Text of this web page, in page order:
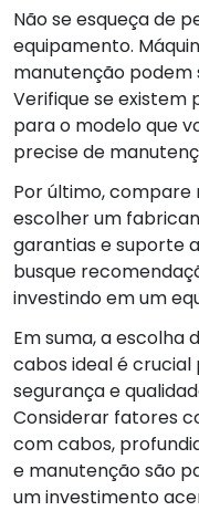
Não se esqueça de
equipamento.
manutenção podem
Verifique se existem
para o modelo que
precise de
Por último,
escolher um
garantias e suporte
busque
investindo em um
Em suma, a
cabos ideal é
segurança e
Considerar fatores
com cabos,
e manutenção são
um investimento